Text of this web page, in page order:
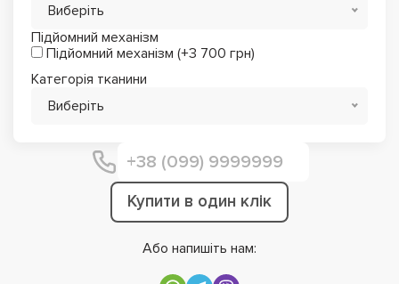
Виберіть
Підйомний механізм
Підйомний механізм (+3 700 грн)
Категорія тканини
Виберіть
Купити в один клік
Або напишіть нам: